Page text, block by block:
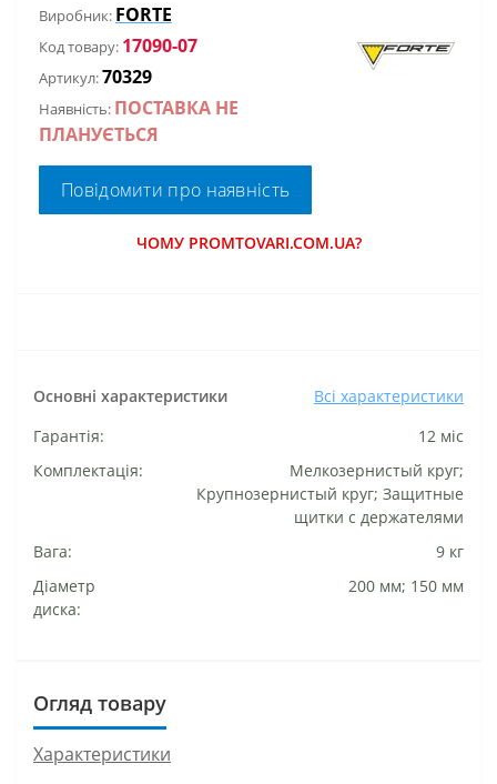
Виробник: FORTE
Код товару: 17090-07
Артикул:70329
Наявність: ПОСТАВКА НЕ
ПЛАНУЄТЬСЯ
Повідомити про наявність
ЧОМУ PROMTOVARI.COM.UA?
Основні характеристики
Всі характеристики
Гарантія:
12 міс
Комплектація:
Мелкозернистый круг;
Крупнозернистый круг; Защитные
щитки с держателями
Вага:
9 кг
Діаметр
диска:
200 мм; 150 мм
Огляд товару
Характеристики